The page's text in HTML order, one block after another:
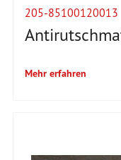
205-85100120013
Mehr erfahren